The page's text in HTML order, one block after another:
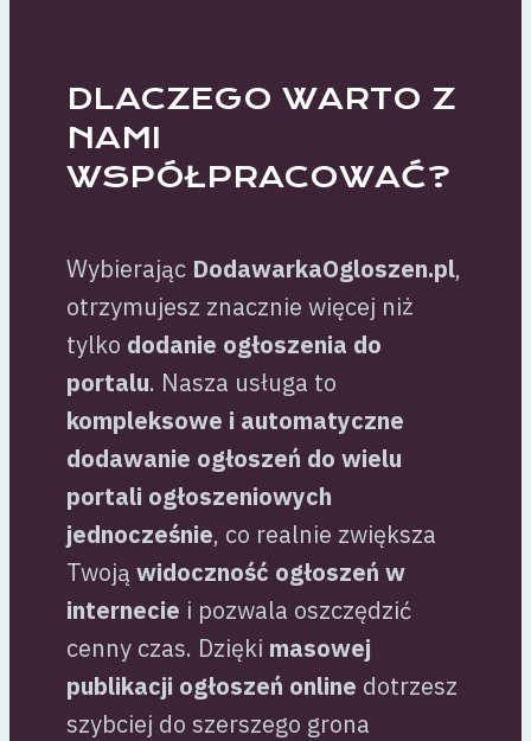
DLACZEGO WARTO Z
NAMI
WSPÓŁPRACOWAĆ?
Wybierając DodawarkaOgloszen.pl,
otrzymujesz znacznie więcej niż
tylko dodanie ogłoszenia do
portalu. Nasza usługa to
kompleksowe i automatyczne
dodawanie ogłoszeń do wielu
portali ogłoszeniowych
jednocześnie, co realnie zwiększa
Twoją widoczność ogłoszeń w
internecie i pozwala oszczędzić
cenny czas. Dzięki masowej
publikacji ogłoszeń online dotrzesz
szybciej do szerszego grona